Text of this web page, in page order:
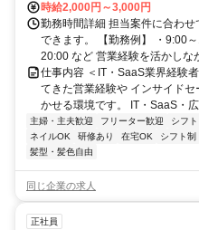
時給2,000円～3,000円
勤務時間詳細 担当案件に合わ
できます。 【勤務例】 ・9:00
20:00 など 営業経験を活かしな
仕事内容 ＜IT・SaaS業界経験
てきた営業経験や インサイド
かせる環境です。 IT・SaaS・
主婦・主夫歓迎 フリーター歓迎 シフ
ネイルOK
研修あり 在宅OK シフト制
髪型・髪色自由
同じ企業の求人
正社員